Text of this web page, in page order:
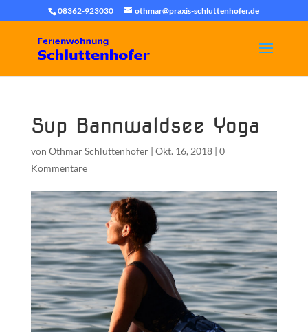
08362-923030 othmar@praxis-schluttenhofer.de
Sup Bannwaldsee Yoga
von Othmar Schluttenhofer| Okt. 16, 2018| 0
Kommentare